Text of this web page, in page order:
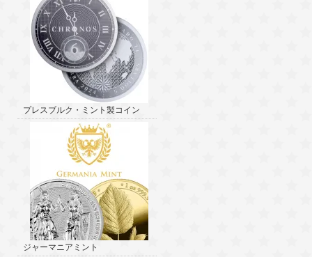
プレスブルク・ミント製コイン
ジャーマニアミント